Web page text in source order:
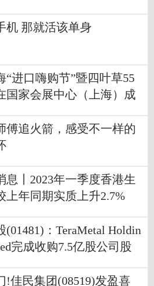
机 那就活该单身
“进口嗨购节”暨四叶草55
国家会展中心（上海）成
傅追火箭，感受不一样的
息丨2023年一季度香港生
上年同期实质上升2.7%
(01481)：TeraMetal Holdin
完成收购7.5亿股公司股
!佳民集团(08519)发盈喜